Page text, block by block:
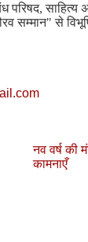
परिषद,
सम्मान" से
नव वर्ष की
कामनाएँ